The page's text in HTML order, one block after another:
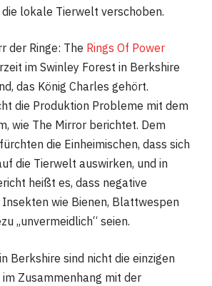
lokale Tierwelt verschoben.
der Ringe: The Rings Of Power
im Swinley Forest in Berkshire
das König Charles gehört.
die Produktion Probleme mit dem
wie The Mirror berichtet. Dem
die Einheimischen, dass sich
die Tierwelt auswirken, und in
heißt es, dass negative
wie Bienen, Blattwespen
„unvermeidlich“ seien.
Berkshire sind nicht die einzigen
Zusammenhang mit der